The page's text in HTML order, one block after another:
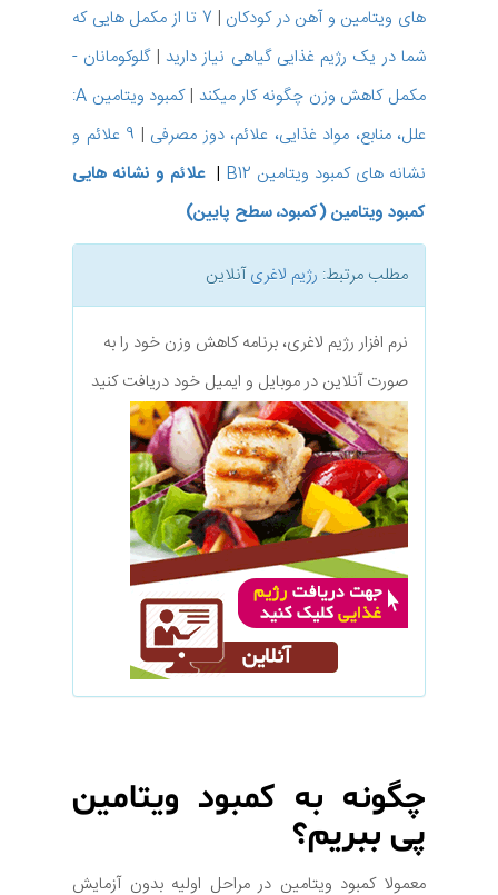
های ویتامین و آهن در کودکان |
7 تا از مکمل هایی که
شما در یک رژیم غذایی گیاهی نیاز دارید |گلوکومانان -
مکمل کاهش وزن چگونه کار میکند |
کمبود ویتامین A:
علل، منابع، مواد غذایی، علائم، دوز مصرفی |
9 علائم و
نشانه های کمبود ویتامین B12
|علائم و نشانه هایی
کمبود ویتامین (کمبود، سطح پایین)
مطلب مرتبط: رژیم لاغریآنلاین
نرم افزار رژیم لاغری، برنامه کاهش وزن خود را به
صورت آنلاین در موبایل و ایمیل خود دریافت کنید
چگونه به کمبود ویتامین
پی ببریم؟
معمولا کمبود ویتامین در مراحل اولیه بدون آزمایش